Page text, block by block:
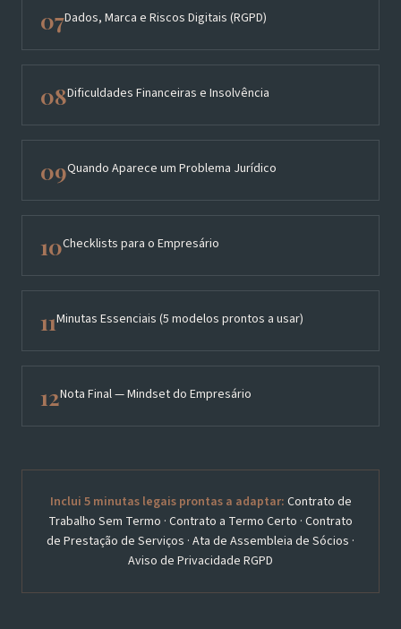
07Dados, Marca e Riscos Digitais (RGPD)
08Dificuldades Financeiras e Insolvência
09Quando Aparece um Problema Jurídico
10Checklists para o Empresário
11Minutas Essenciais (5 modelos prontos a usar)
12Nota Final — Mindset do Empresário
Inclui 5 minutas legais prontas a adaptar: Contrato de
Trabalho Sem Termo · Contrato a Termo Certo · Contrato
de Prestação de Serviços · Ata de Assembleia de Sócios ·
Aviso de Privacidade RGPD